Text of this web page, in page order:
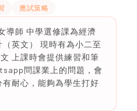
應試策略
導師 中學選修課為經濟
英文） 現時有為小二至
上課時會提供練習和筆
問課業上的問題，會
耐心，能夠為學生打好